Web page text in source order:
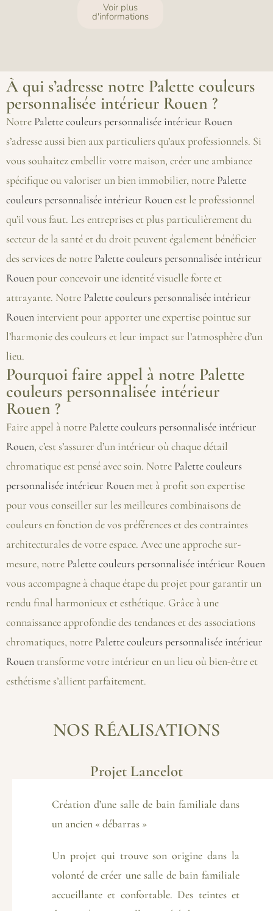
Voir plus
d'informations
À qui s’adresse notre Palette couleurs
personnalisée intérieur Rouen ?
Notre Palette couleurs personnalisée intérieur Rouen
s’adresse aussi bien aux particuliers qu’aux professionnels. Si
vous souhaitez embellir votre maison, créer une ambiance
spécifique ou valoriser un bien immobilier, notre Palette
couleurs personnalisée intérieur Rouenest le professionnel
qu’il vous faut. Les entreprises et plus particulièrement du
secteur de la santé et du droit peuvent également bénéficier
des services de notre Palette couleurs personnalisée intérieur
Rouenpour concevoir une identité visuelle forte et
attrayante. Notre Palette couleurs personnalisée intérieur
Rouen intervient pour apporter une expertise pointue sur
l’harmonie des couleurs et leur impact sur l’atmosphère d’un
lieu.
Pourquoi faire appel à notre Palette
couleurs personnalisée intérieur
Rouen ?
Faire appel à notre Palette couleurs personnalisée intérieur
Rouen, c’est s’assurer d’un intérieur où chaque détail
chromatique est pensé avec soin. Notre Palette couleurs
personnalisée intérieur Rouenmet à profit son expertise
pour vous conseiller sur les meilleures combinaisons de
couleurs en fonction de vos préférences et des contraintes
architecturales de votre espace. Avec une approche sur-
mesure, notre Palette couleurs personnalisée intérieur Rouen
vous accompagne à chaque étape du projet pour garantir un
rendu final harmonieux et esthétique. Grâce à une
connaissance approfondie des tendances et des associations
chromatiques, notre Palette couleurs personnalisée intérieur
Rouen transforme votre intérieur en un lieu où bien-être et
esthétisme s’allient parfaitement.
NOS RÉALISATIONS
Projet Lancelot
Création d’une salle de bain familiale dans
un ancien « débarras »
Un projet qui trouve son origine dans la
volonté de créer une salle de bain familiale
accueillante et confortable. Des teintes et